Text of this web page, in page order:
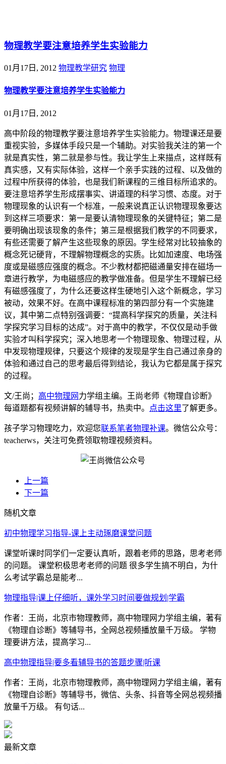
物理教学要注意培养学生实验能力
01月17日, 2012 物理教学研究 物理
物理教学要注意培养学生实验能力
01月17日, 2012
高中阶段的物理教学要注意培养学生实验能力。物理课还是要
重视实验，多媒体手段只是一个辅助。对实验我关注的第一个
就是真实性，第二就是参与性。我让学生上来描点，这样既有
真实感，又有实际体验，这样一个亲手实践的过程、以及做的
过程中所获得的体验，也是我们新课程的三维目标所追求的。
要注意培养学生形成摆事实、讲道理的科学习惯、态度。对于
物理现象的认识有一个标准，一般来说真正认识物理现象要达
到这样三项要求：第一是要认清物理现象的关键特征；第二是
要明确出现该现象的条件；第三是根据我们教学的不同要求，
有些还需要了解产生这些现象的原因。学生经常对比较抽象的
概念死记硬背，不理解物理概念的实质。比如加速度、电场强
度或是磁感应强度的概念。不少教材都把磁通量安排在磁场一
章进行教学，为电磁感应的教学做准备。但是学生不理解已经
有磁感强度了，为什么还要这样生硬地引入这个新概念，学习
被动，效果不好。在高中课程标准的第四部分有一个实施建
议，其中第二点特别强调要：“提高科学探究的质量，关注科
学探究学习目标的达成”。对于高中的教学，不仅仅是动手做
实验才叫科学探究；深入地思考一个物理现象、物理过程，从
中发现物理规律，只要这个规律的发现是学生自己通过亲身的
体验和通过自己的思考最后得到结论，我认为它都是属于探究
的过程。
文/王尚； 高中物理网 力学组主编。王尚老师《物理自诊断》
每道题都有视频讲解的辅导书，热卖中。
点击这里了解更多。
孩子学习物理吃力，欢迎您联系笔者物理补课。微信公众号：
teacherws，关注可免费领取物理视频资料。
上一篇
下一篇
随机文章
初中物理学习指导-课上主动琢磨课堂问题
课堂听课时同学们一定要认真听，跟着老师的思路，思考老师
的问题。 课堂积极思考老师的问题 很多学生搞不明白，为什
么考试学霸总是能考...
物理指导|课上仔细听，课外学习时间要做规划|学霸
作者：王尚，北京市物理教师，高中物理网力学组主编，著有
《物理自诊断》等辅导书，全网总视频播放量千万级。 学物
理要讲方法，提高学习...
高中物理指导|要多看辅导书的答题步骤|听课
作者：王尚，北京市物理教师，高中物理网力学组主编，著有
《物理自诊断》等辅导书，微信、头条、抖音等全网总视频播
放量千万级。 有句话...
最新文章